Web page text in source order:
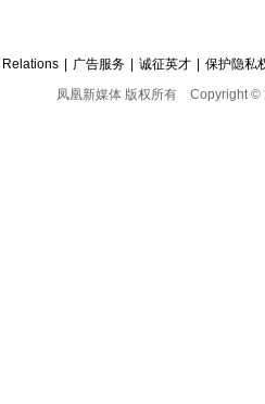
Relations 广告服务 诚征英才
保护隐私
凤凰新媒体 版权所有 Copyright ©